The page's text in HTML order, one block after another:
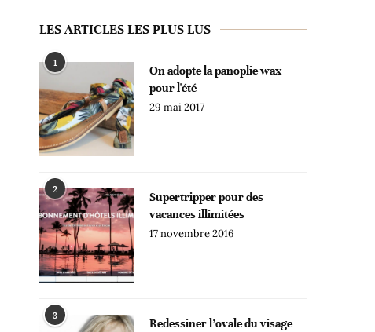
LES ARTICLES LES PLUS LUS
1
On adopte la panoplie wax
pour l'été
29 mai 2017
2
Supertripper pour des
vacances illimitées
17 novembre 2016
3
Redessiner l’ovale du visage